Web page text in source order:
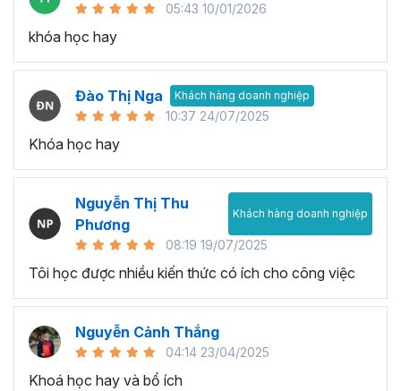
05:43 10/01/2026
khóa học hay
Đào Thị Nga Khách hàng doanh nghiệp
10:37 24/07/2025
Khóa học hay
Nguyễn Thị Thu
Phương
Khách hàng doanh nghiệp
08:19 19/07/2025
Tôi học được nhiều kiến thức có ích cho công việc
Nguyễn Cảnh Thắng
04:14 23/04/2025
Khoá học hay và bổ ích